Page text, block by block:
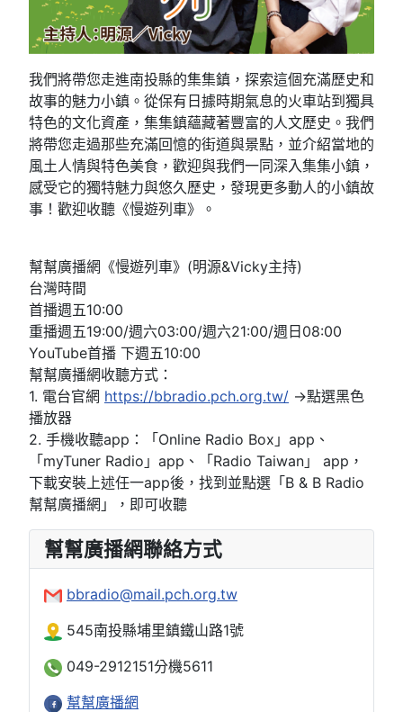
我們將帶您走進南投縣的集集鎮，探索這個充滿歷史和
故事的魅力小鎮。從保有日據時期氣息的火車站到獨具
特色的文化資產，集集鎮蘊藏著豐富的人文歷史。我們
將帶您走過那些充滿回憶的街道與景點，並介紹當地的
風土人情與特色美食，歡迎與我們一同深入集集小鎮，
感受它的獨特魅力與悠久歷史，發現更多動人的小鎮故
事！歡迎收聽《慢遊列車》。
幫幫廣播網《慢遊列車》(明源&Vicky主持)
台灣時間
首播週五10:00
重播週五19:00/週六03:00/週六21:00/週日08:00
YouTube首播 下週五10:00
幫幫廣播網收聽方式：
1. 電台官網 https://bbradio.pch.org.tw/ →點選黑色
播放器
2. 手機收聽app：「Online Radio Box」app、
「myTuner Radio」app、「Radio Taiwan」 app，
下載安裝上述任一app後，找到並點選「B & B Radio
幫幫廣播網」，即可收聽
幫幫廣播網聯絡方式
bbradio@mail.pch.org.tw
545南投縣埔里鎮鐵山路1號
049-2912151分機5611
幫幫廣播網